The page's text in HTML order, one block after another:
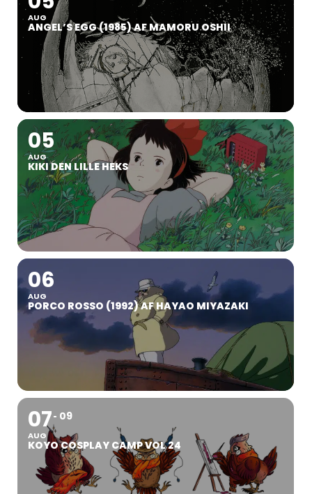
AUG
ANGEL’S EGG (1985) AF MAMORU OSHII
05
AUG
KIKI DEN LILLE HEKS
06
AUG
PORCO ROSSO (1992) AF HAYAO MIYAZAKI
07
AUG
09
KOYO COSPLAY CAMP VOL 24